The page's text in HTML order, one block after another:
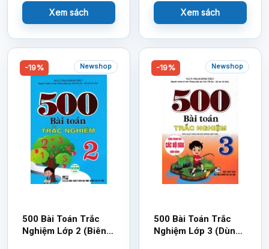
Xem sách Xem sách
-19% Newshop
500 Bài Toán Trắc
Nghiệm Lớp 2 (Biên
-19% Newshop
500 Bài Toán Trắc
Nghiệm Lớp 3 (Dùng